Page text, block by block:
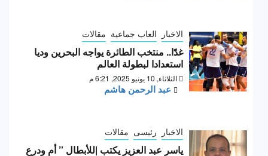
الاخبار العاب جماعية مقالات
غدًا.. منتخب الطائرة يواجه البحرين وديا
استعدادا لبطولة العالم
الثلاثاء, 10 يونيو 2025, 6:21 م
عبد الرحمن هاشم
الاخبار رئيسى مقالات
ياسر عبد العزيز يكتب |للأبطال ” أم ودرع